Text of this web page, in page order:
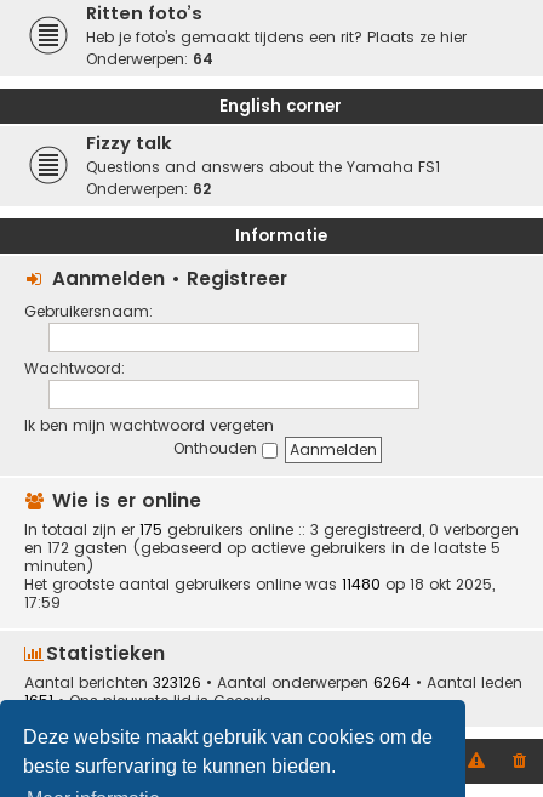
Deze website maakt gebruik van cookies om de
beste surfervaring te kunnen bieden.
Ritten foto’s
Heb je foto’s gemaakt tijdens een rit? Plaats ze hier
Onderwerpen: 64
English corner
Fizzy talk
Questions and answers about the Yamaha FS1
Onderwerpen: 62
Informatie
Aanmelden • Registreer
Gebruikersnaam:
Wachtwoord:
Ik ben mijn wachtwoord vergeten
Onthouden
Wie is er online
In totaal zijn er 175 gebruikers online :: 3 geregistreerd, 0 verborgen
en 172 gasten (gebaseerd op actieve gebruikers in de laatste 5
minuten)
Het grootste aantal gebruikers online was 11480 op 18 okt 2025,
17:59
Statistieken
Aantal berichten 323126 • Aantal onderwerpen 6264 • Aantal leden
1651• Ons nieuwste lid isCeesvis
Home Forumoverzicht